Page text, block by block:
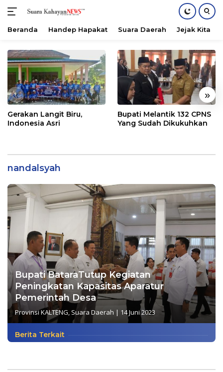
konten
Beranda Handep Hapakat Suara Daerah Jejak Kita
« »
Gerakan Langit Biru,
Indonesia Asri
Bupati Melantik 132 CPNS
Yang Sudah Dikukuhkan
nandalsyah
Bupati BataraTutup Kegiatan
Peningkatan Kapasitas Aparatur
Pemerintah Desa
Provinsi KALTENG, Suara Daerah | 14 Juni 2023
Berita Terkait